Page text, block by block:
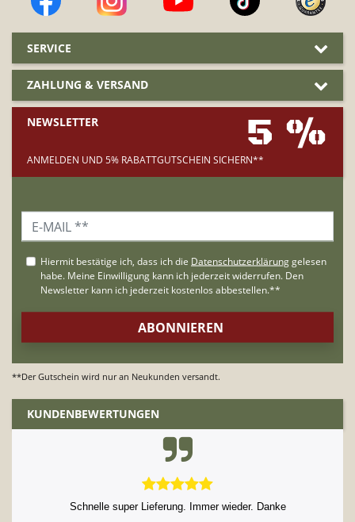
SERVICE
ZAHLUNG & VERSAND
NEWSLETTER 5 %
ANMELDEN UND 5% RABATTGUTSCHEIN SICHERN**
**Der Gutschein wird nur an Neukunden versandt.
KUNDENBEWERTUNGEN
Schnelle und zuverlässige Abwicklung.